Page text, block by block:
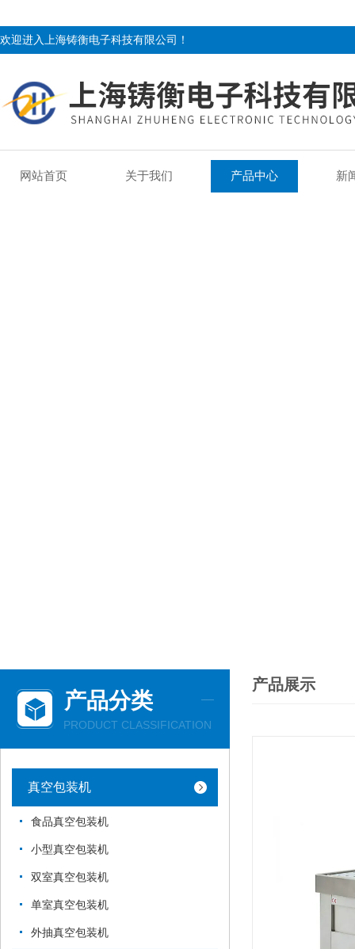
欢迎进入上海铸衡电子科技有限公司！
网站首页 关于我们 产品中心 新
产品分类
PRODUCT CLASSIFICATION
真空包装机
食品真空包装机
小型真空包装机
双室真空包装机
单室真空包装机
外抽真空包装机
产品展示